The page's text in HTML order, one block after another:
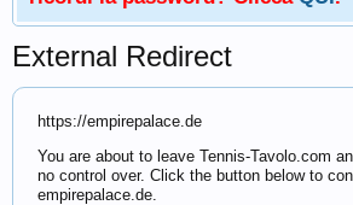
External Redirect
https://empirepalace.de
You are about to leave Tennis-Tavolo.com
no control over. Click the button below to
empirepalace.de.